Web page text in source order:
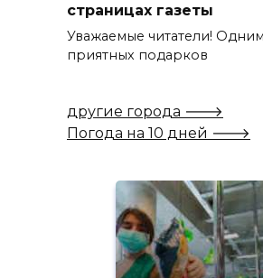
страницах газеты
Уважаемые читатели!
приятных подарков
другие города 🡒
Погода на 10 дней 🡒